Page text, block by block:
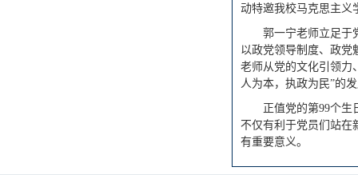
动特邀我校马克思主义
郭一宁老师立足于
以政党领导制度、政党
老师从党的文化引领力
人为本，执政为民”的
正值党的第99个
不仅有利于党员们站在
有重要意义。